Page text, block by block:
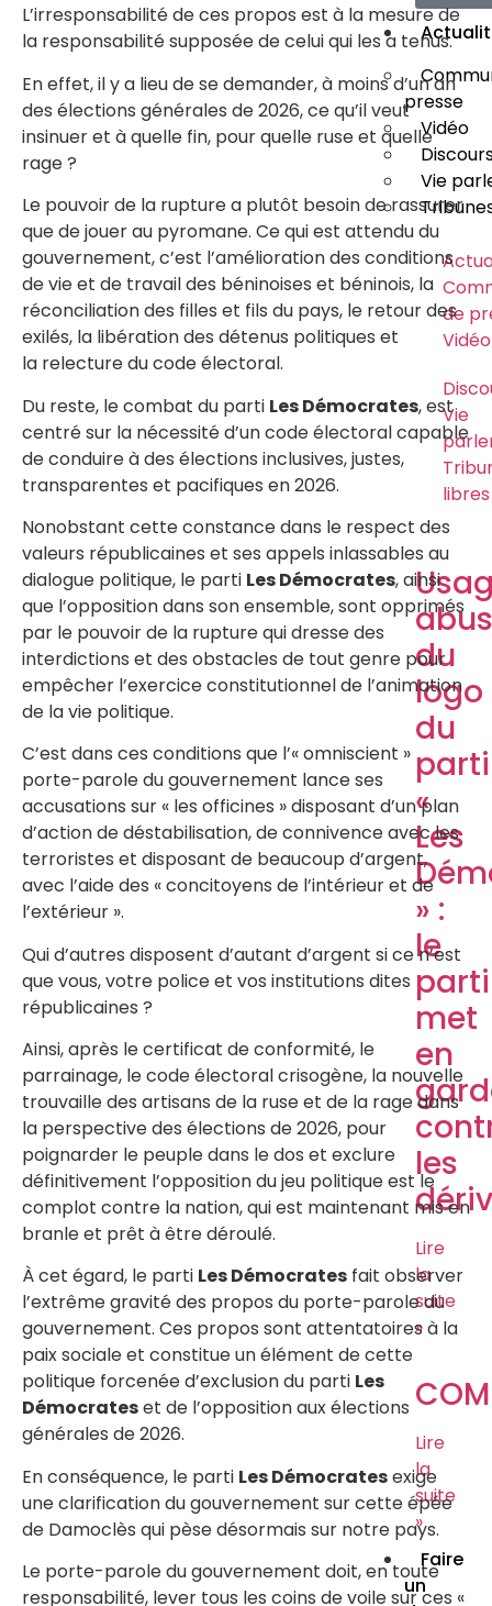
presse
Vidéo
Vie
de
Vidéo
Vie
libres
du
logo
du
parti
«
Les
» :
le
parti
met
en
les
Lire
la
suite
»
Lire
la
suite
»
Faire
un
L’irresponsabilité de ces propos est à la mesure de
la responsabilité supposée de celui qui les a tenus.
En effet, il y a lieu de se demander, à moins d’un an
des élections générales de 2026, ce qu’il veut
insinuer et à quelle fin, pour quelle ruse et quelle
rage ?
Le pouvoir de la rupture a plutôt besoin de rassurer
que de jouer au pyromane. Ce qui est attendu du
gouvernement, c’est l’amélioration des conditions
de vie et de travail des béninoises et béninois, la
réconciliation des filles et fils du pays, le retour des
exilés, la libération des détenus politiques et
la relecture du code électoral.
Du reste, le combat du parti Les Démocrates, est
centré sur la nécessité d’un code électoral capable
de conduire à des élections inclusives, justes,
transparentes et pacifiques en 2026.
Nonobstant cette constance dans le respect des
valeurs républicaines et ses appels inlassables au
dialogue politique, le parti Les Démocrates, ainsi
que l’opposition dans son ensemble, sont opprimés
par le pouvoir de la rupture qui dresse des
interdictions et des obstacles de tout genre pour
empêcher l’exercice constitutionnel de l’animation
de la vie politique.
C’est dans ces conditions que l’« omniscient »
porte-parole du gouvernement lance ses
accusations sur « les officines » disposant d’un plan
d’action de déstabilisation, de connivence avec les
terroristes et disposant de beaucoup d’argent,
avec l’aide des « concitoyens de l’intérieur et de
l’extérieur ».
Qui d’autres disposent d’autant d’argent si ce n’est
que vous, votre police et vos institutions dites
républicaines ?
Ainsi, après le certificat de conformité, le
parrainage, le code électoral crisogène, la nouvelle
trouvaille des artisans de la ruse et de la rage dans
la perspective des élections de 2026, pour
poignarder le peuple dans le dos et exclure
définitivement l’opposition du jeu politique est le
complot contre la nation, qui est maintenant mis en
branle et prêt à être déroulé.
À cet égard, le parti Les Démocrates fait observer
l’extrême gravité des propos du porte-parole du
gouvernement. Ces propos sont attentatoires à la
paix sociale et constitue un élément de cette
politique forcenée d’exclusion du parti Les
Démocrateset de l’opposition aux élections
générales de 2026.
En conséquence, le parti Les Démocratesexige
une clarification du gouvernement sur cette épée
de Damoclès qui pèse désormais sur notre pays.
Le porte-parole du gouvernement doit, en toute
responsabilité, lever tous les coins de voile sur ces «